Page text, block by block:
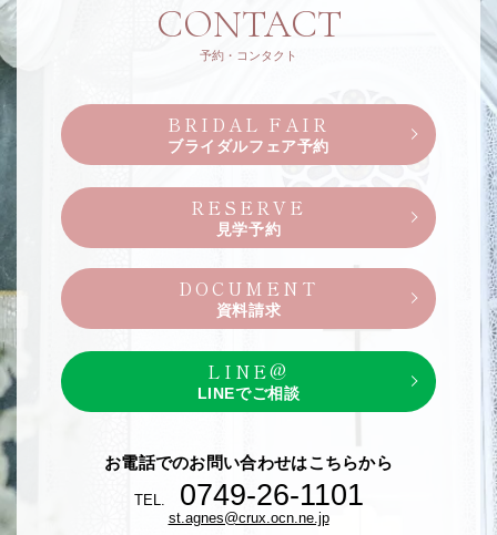
CONTACT
予約・コンタクト
BRIDAL FAIR
ブライダルフェア予約
RESERVE
見学予約
DOCUMENT
資料請求
LINE@
LINEでご相談
お電話でのお問い合わせはこちらから
TEL. 0749-26-1101
st.agnes@crux.ocn.ne.jp